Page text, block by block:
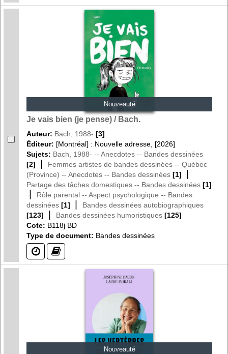
Nouveauté
Je vais bien (je pense) / Bach.
Auteur: Bach, 1988- [3]
Éditeur: [Montréal] : Nouvelle adresse, [2026]
Sujets: Bach, 1988- -- Anecdotes -- Bandes dessinées
[2]
|
Femmes artistes de bandes dessinées -- Québec
(Province) -- Anecdotes -- Bandes dessinées [1] |
Partage des tâches domestiques -- Bandes dessinées [1]
|
Rôle parental -- Aspect psychologique -- Bandes
dessinées [1] |
Bandes dessinées autobiographiques
[123]
| Bandes dessinées humoristiques [125]
Cote: B118j BD
Type de document: Bandes dessinées
(?) (?)
Nouveauté